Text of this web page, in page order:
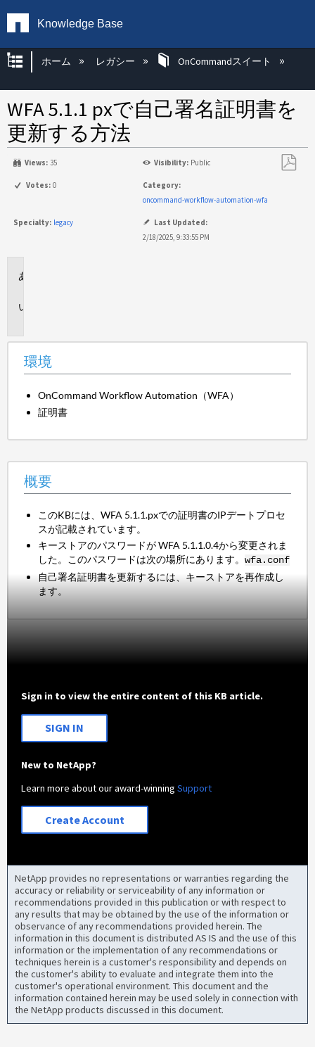
Knowledge Base
グローバル階層を展開/折りたたむ
ホーム レガシー OnCommandスイート
WFA 5.1.1 pxで自己署名証明書を
更新する方法
Views: 35 Visibility: Public
Votes: 0
Category:
oncommand-workflow-automation-wfa
Specialty: legacy
Last Updated:
2/18/2025, 9:33:55 PM
環境
OnCommand Workflow Automation（WFA）
証明書
概要
このKBには、WFA 5.1.1.pxでの証明書のIPデートプロセ
スが記載されています。
キーストアのパスワードが WFA 5.1.1.0.4から変更されま
した。このパスワードは次の場所にあります。wfa.conf
自己署名証明書を更新するには、キーストアを再作成し
ます。
Sign in to view the entire content of this KB article.
SIGN IN
New to NetApp?
Learn more about our award-winningSupport
Create Account
NetApp provides no representations or warranties regarding the
accuracy or reliability or serviceability of any information or
recommendations provided in this publication or with respect to
any results that may be obtained by the use of the information or
observance of any recommendations provided herein. The
information in this document is distributed AS IS and the use of this
information or the implementation of any recommendations or
techniques herein is a customer's responsibility and depends on
the customer's ability to evaluate and integrate them into the
customer's operational environment. This document and the
information contained herein may be used solely in connection with
the NetApp products discussed in this document.